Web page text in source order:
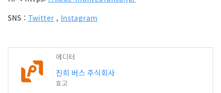
SNS : Twitter , Instagram
에디터
진희 버스 주식회사
효고